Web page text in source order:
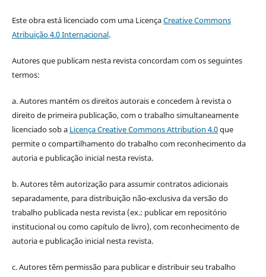
Este obra está licenciado com uma LicençaCreative Commons
Atribuição 4.0 Internacional.
Autores que publicam nesta revista concordam com os seguintes
termos:
a. Autores mantém os direitos autorais e concedem à revista o
direito de primeira publicação, com o trabalho simultaneamente
licenciado sob a Licença Creative Commons Attribution 4.0que
permite o compartilhamento do trabalho com reconhecimento da
autoria e publicação inicial nesta revista.
b. Autores têm autorização para assumir contratos adicionais
separadamente, para distribuição não-exclusiva da versão do
trabalho publicada nesta revista (ex.: publicar em repositório
institucional ou como capítulo de livro), com reconhecimento de
autoria e publicação inicial nesta revista.
c. Autores têm permissão para publicar e distribuir seu trabalho